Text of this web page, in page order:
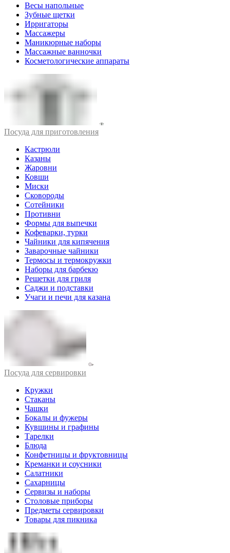
Весы напольные
Зубные щетки
Ирригаторы
Массажеры
Маникюрные наборы
Массажные ванночки
Косметологические аппараты
Посуда для приготовления
Кастрюли
Казаны
Жаровни
Ковши
Миски
Сковороды
Сотейники
Противни
Формы для выпечки
Кофеварки, турки
Чайники для кипячения
Заварочные чайники
Термосы и термокружки
Наборы для барбекю
Решетки для гриля
Саджи и подставки
Учаги и печи для казана
Посуда для сервировки
Кружки
Стаканы
Чашки
Бокалы и фужеры
Кувшины и графины
Тарелки
Блюда
Конфетницы и фруктовницы
Креманки и соусники
Салатники
Сахарницы
Сервизы и наборы
Столовые приборы
Предметы сервировки
Товары для пикника